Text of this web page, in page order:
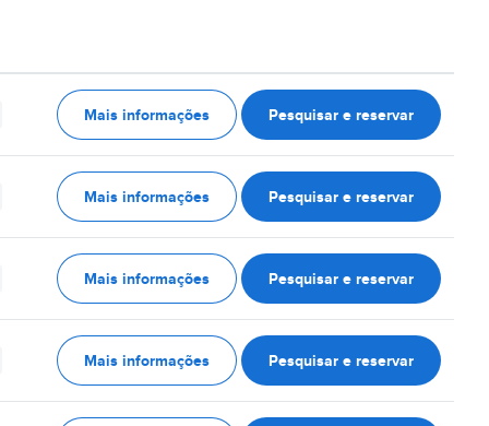
Mais informações Pesquisar e reservar
Mais informações Pesquisar e reservar
Mais informações Pesquisar e reservar
Mais informações Pesquisar e reservar